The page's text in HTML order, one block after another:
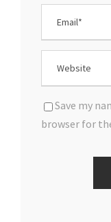
Save my
browser for